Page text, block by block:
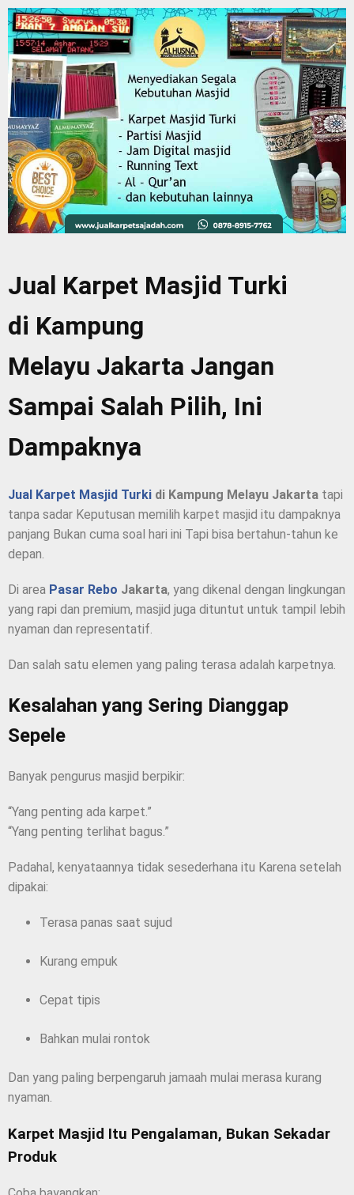
Jual Karpet Masjid Turki
di Kampung
Melayu Jakarta Jangan
Sampai Salah Pilih, Ini
Dampaknya
Jual Karpet Masjid Turki di Kampung Melayu Jakarta tapi
tanpa sadar Keputusan memilih karpet masjid itu dampaknya
panjang Bukan cuma soal hari ini Tapi bisa bertahun-tahun ke
depan.
Di area Pasar Rebo Jakarta, yang dikenal dengan lingkungan
yang rapi dan premium, masjid juga dituntut untuk tampil lebih
nyaman dan representatif.
Dan salah satu elemen yang paling terasa adalah karpetnya.
Kesalahan yang Sering Dianggap
Sepele
Banyak pengurus masjid berpikir:
“Yang penting ada karpet.”
“Yang penting terlihat bagus.”
Padahal, kenyataannya tidak sesederhana itu Karena setelah
dipakai:
Terasa panas saat sujud
Kurang empuk
Cepat tipis
Bahkan mulai rontok
Dan yang paling berpengaruh jamaah mulai merasa kurang
nyaman.
Karpet Masjid Itu Pengalaman, Bukan Sekadar
Produk